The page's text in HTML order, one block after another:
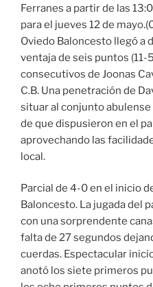
Ferranes a partir de las
para el jueves 12 de
Oviedo Baloncesto llegó a
ventaja de seis puntos (11-
consecutivos de Joonas
C.B. Una penetración de
situar al conjunto
de que dispusieron en el
aprovechando las
local.
Parcial de 4-0 en el inicio
Baloncesto. La jugada del
con una sorprendente
falta de 27 segundos
cuerdas. Espectacular
anotó los siete primeros